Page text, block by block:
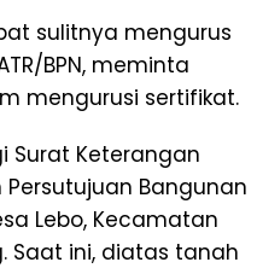
sulitnya mengurus
BPN, meminta
mengurusi sertifikat.
Surat Keterangan
Bangunan
Lebo, Kecamatan
Saat ini, diatas tanah